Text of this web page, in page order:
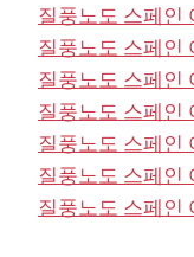
질풍노도 스페인
질풍노도 스페인
질풍노도 스페인
질풍노도 스페인
질풍노도 스페인
질풍노도 스페인
질풍노도 스페인